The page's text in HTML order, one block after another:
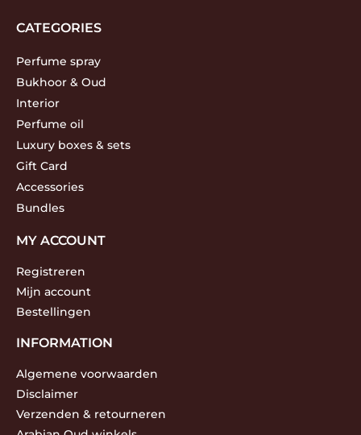
CATEGORIES
Perfume spray
Bukhoor & Oud
Interior
Perfume oil
Luxury boxes & sets
Gift Card
Accessories
Bundles
MY ACCOUNT
Registreren
Mijn account
Bestellingen
INFORMATION
Algemene voorwaarden
Disclaimer
Verzenden & retourneren